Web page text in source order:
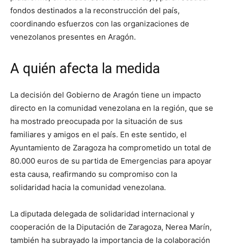
fondos destinados a la reconstrucción del país,
coordinando esfuerzos con las organizaciones de
venezolanos presentes en Aragón.
A quién afecta la medida
La decisión del Gobierno de Aragón tiene un impacto
directo en la comunidad venezolana en la región, que se
ha mostrado preocupada por la situación de sus
familiares y amigos en el país. En este sentido, el
Ayuntamiento de Zaragoza ha comprometido un total de
80.000 euros de su partida de Emergencias para apoyar
esta causa, reafirmando su compromiso con la
solidaridad hacia la comunidad venezolana.
La diputada delegada de solidaridad internacional y
cooperación de la Diputación de Zaragoza, Nerea Marín,
también ha subrayado la importancia de la colaboración